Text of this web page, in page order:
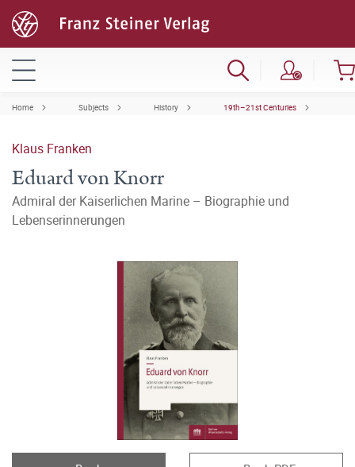
Home Subjects History 19th–21st Centuries
Klaus Franken
Eduard von Knorr
Admiral der Kaiserlichen Marine – Biographie und
Lebenserinnerungen